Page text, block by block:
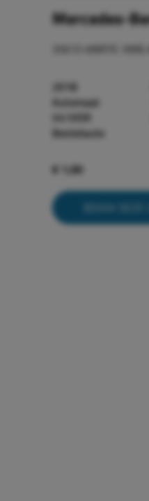
Mercedes-
350 D 4MATIC
2018
Automaat
V410SR
Bestelauto
€ 1,00